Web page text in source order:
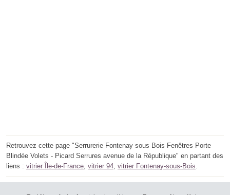
Retrouvez cette page "Serrurerie Fontenay sous Bois Fenêtres Porte
Blindée Volets - Picard Serrures avenue de la République" en partant des
liens : vitrier Île-de-France, vitrier 94, vitrier Fontenay-sous-Bois.